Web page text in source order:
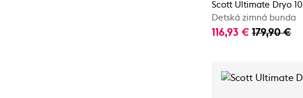
Scott Ultimate Dryo 10
Detská zimná bunda
116,93 € 179,90 €